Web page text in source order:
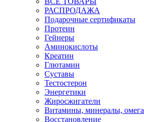
РАСПРОДАЖА
Подарочные сертификаты
Протеин
Гейнеры
Аминокислоты
Креатин
Глютамин
Суставы
Тестостерон
Энергетики
Жиросжигатели
Витамины, минералы, омега
Восстановление